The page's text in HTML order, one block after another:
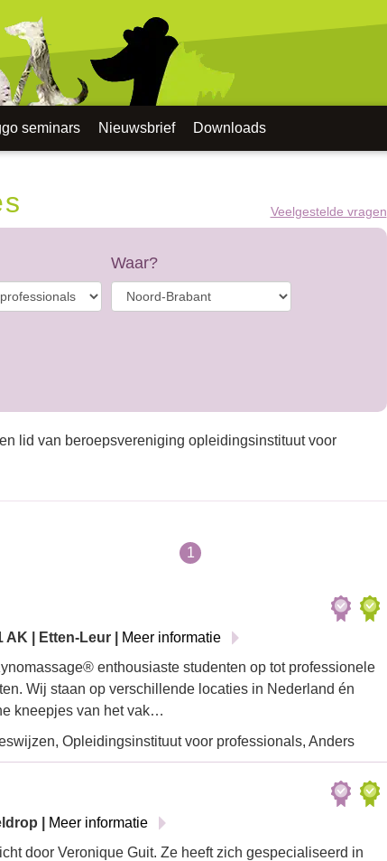
seminars Nieuwsbrief Downloads
Veelgestelde vragen
Waar?
lid van beroepsvereniging opleidingsinstituut voor
1
| Etten-Leur |
Meer informatie
enthousiaste studenten op tot professionele
Wij staan op verschillende locaties in Nederland én
kneepjes van het vak…
Opleidingsinstituut voor professionals, Anders
|
Meer informatie
door Veronique Guit. Ze heeft zich gespecialiseerd in